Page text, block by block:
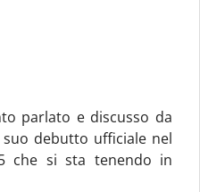
parlato e discusso da
debutto ufficiale nel
che si sta tenendo in